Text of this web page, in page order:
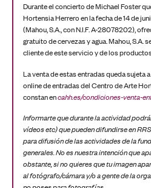
Durante el concierto de Michael Foster
Hortensia Herrero en la fecha de 14 de
(Mahou, S.A., con N.I.F. A-28078202),
gratuito de cervezas y agua. Mahou, S.A.
cliente de este servicio y de los
La venta de estas entradas queda sujeta
online de entradas del Centro de Arte
constan encahh.es/condiciones-venta-
Informarte que durante la actividad
vídeos etc) que pueden difundirse en
para difusión de las actividades de la
generales. No es nuestra intención que
obstante, si no quieres que tu imagen
al fotógrafo/cámara y/o a gente de la